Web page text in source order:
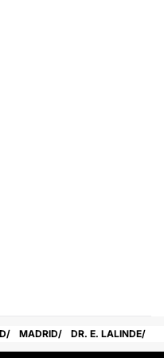
Pero para que sea
seleccionados.
caso va a ser la
opción terapéutica
MADRID DR. E. LALINDE